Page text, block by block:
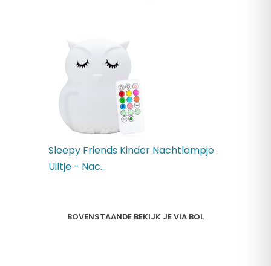
Sleepy Friends Kinder Nachtlampje
Uiltje - Nac...
BOVENSTAANDE BEKIJK JE VIA BOL